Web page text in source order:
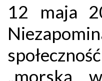
12 maja
„morską